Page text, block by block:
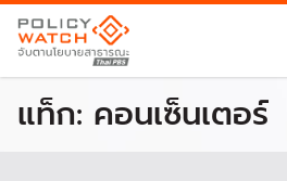
แท็ก: คอนเซ็นเตอร์